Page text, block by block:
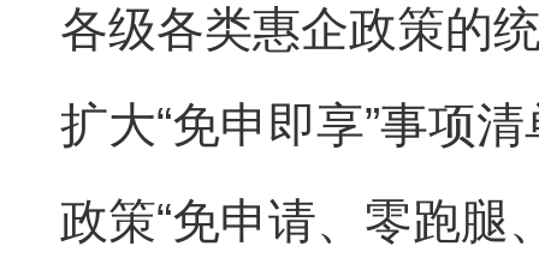
各级各类惠企政策的
扩大“免申即享”事项
政策“免申请、零跑腿